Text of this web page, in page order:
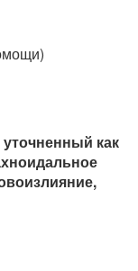
уточненный как